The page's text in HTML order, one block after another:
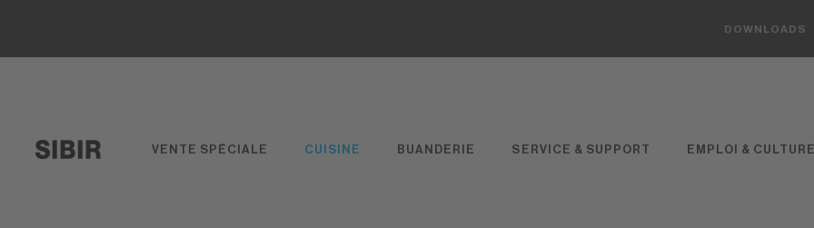
DOWNLOADS
VENTE SPÉCIALE CUISINE BUANDERIE SERVICE & SUPPORT EMPLOI & CULTURE